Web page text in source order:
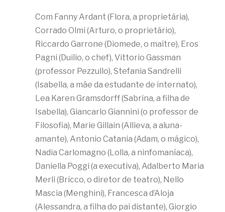
Com Fanny Ardant (Flora, a proprietária),
Corrado Olmi (Arturo, o proprietário),
Riccardo Garrone (Diomede, o maître), Eros
Pagni (Duilio, o chef), Vittorio Gassman
(professor Pezzullo), Stefania Sandrelli
(Isabella, a mãe da estudante de internato),
Lea Karen Gramsdorff (Sabrina, a filha de
Isabella), Giancarlo Giannini (o professor de
Filosofia), Marie Gillain (Allieva, a aluna-
amante), Antonio Catania (Adam, o mágico),
Nadia Carlomagno (Lolla, a ninfomaníaca),
Daniella Poggi (a executiva), Adalberto Maria
Merli (Bricco, o diretor de teatro), Nello
Mascia (Menghini), Francesca d’Aloja
(Alessandra, a filha do pai distante), Giorgio